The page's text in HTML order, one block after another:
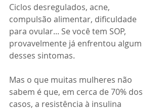
Ciclos desregulados, acne,
compulsão alimentar, dificuldade
para ovular... Se você tem SOP,
provavelmente já enfrentou algum
desses sintomas.
Mas o que muitas mulheres não
sabem é que, em cerca de 70% dos
casos, a resistência à insulina